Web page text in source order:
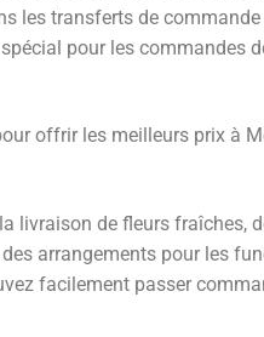
les transferts de
pour les commandes
offrir les meilleurs prix à
livraison de fleurs fraîches,
arrangements pour les
facilement passer